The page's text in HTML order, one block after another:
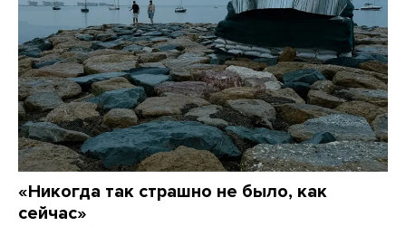
«Никогда так страшно не было, как
сейчас»